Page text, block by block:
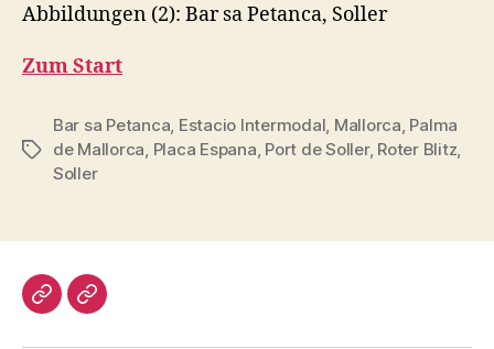
Abbildungen (2): Bar sa Petanca, Soller
Zum Start
Schlagwörter
Bar sa Petanca, Estacio Intermodal, Mallorca, Palma
de Mallorca, Placa Espana, Port de Soller, Roter Blitz,
Soller
Impressum/DatSchutz
Beliebte